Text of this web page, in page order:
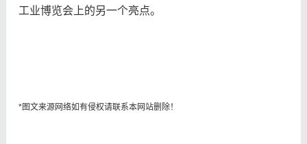
工业博览会上的另一个亮点。
*图文来源网络如有侵权请联系本网站删除！